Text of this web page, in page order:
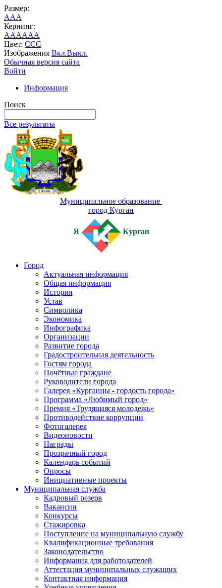
Размер:
AAA
Кернинг:
AAAAAA
Цвет: CCC
Изображения Вкл.Выкл.
Обычная версия сайта
Войти
Информация
Поиск
Все результаты
Муниципальное образование
город Курган
Я Курган
Город
Актуальная информация
Общая информация
История
Устав
Символика
Экономика
Инфографика
Организации
Развитие города
Градостроительная деятельность
Гостям города
Почётные граждане
Руководители города
Галерея «Курганцы - гордость города»
Программа «Любимый город»
Премия «Трудящаяся молодежь»
Противодействие коррупции
Фотогалерея
Видеоновости
Награды
Прозрачный город
Календарь событий
Опросы
Инициативные проекты
Муниципальная служба
Кадровый резерв
Вакансии
Конкурсы
Стажировка
Поступление на муниципальную службу
Квалификационные требования
Законодательство
Информация для работодателей
Аттестация муниципальных служащих
Контактная информация